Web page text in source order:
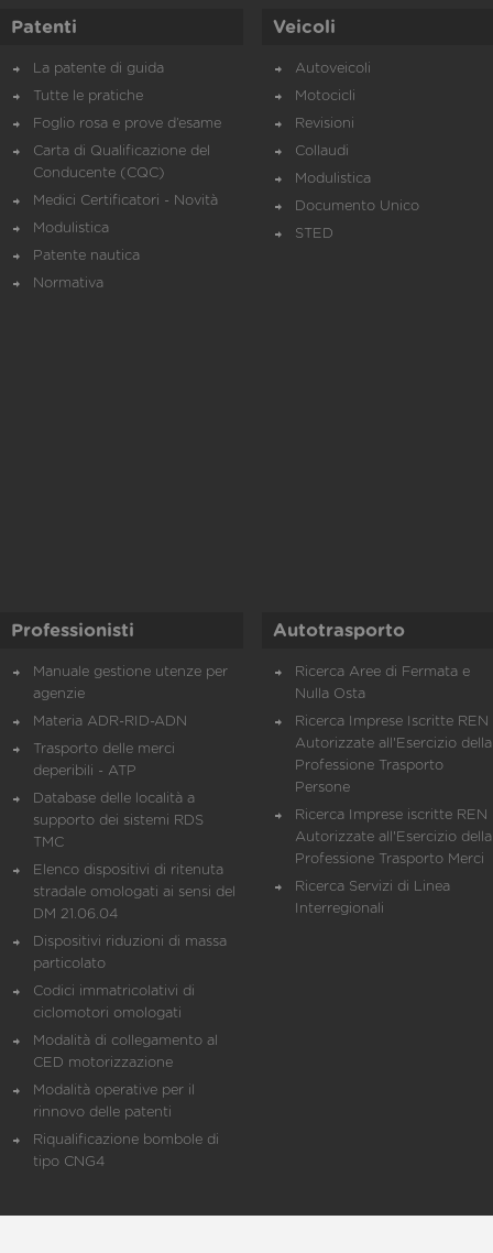
Patenti
La patente di guida
Tutte le pratiche
Foglio rosa e prove d’esame
Carta di Qualificazione del
Conducente (CQC)
Medici Certificatori - Novità
Modulistica
Patente nautica
Normativa
Veicoli
Autoveicoli
Motocicli
Revisioni
Collaudi
Modulistica
Documento Unico
STED
Professionisti
Manuale gestione utenze per
agenzie
Materia ADR-RID-ADN
Trasporto delle merci
deperibili - ATP
Database delle località a
supporto dei sistemi RDS
TMC
Elenco dispositivi di ritenuta
stradale omologati ai sensi del
DM 21.06.04
Dispositivi riduzioni di massa
particolato
Codici immatricolativi di
ciclomotori omologati
Modalità di collegamento al
CED motorizzazione
Modalità operative per il
rinnovo delle patenti
Riqualificazione bombole di
tipo CNG4
Autotrasporto
Ricerca Aree di Fermata e
Nulla Osta
Ricerca Imprese Iscritte REN
Autorizzate all'Esercizio della
Professione Trasporto
Persone
Ricerca Imprese iscritte REN
Autorizzate all'Esercizio della
Professione Trasporto Merci
Ricerca Servizi di Linea
Interregionali